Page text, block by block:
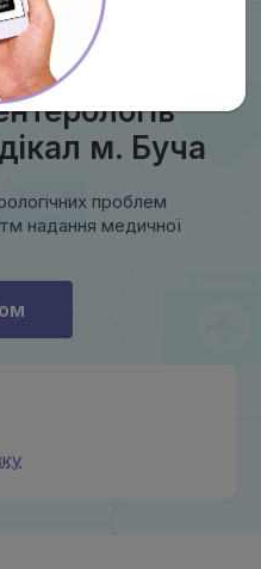
м. Буча
проблем
надання медичної